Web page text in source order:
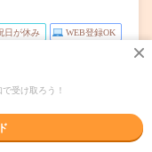
日が休み WEB登録OK
前橋大島駅からバイ
・車---分
受け取ろう！